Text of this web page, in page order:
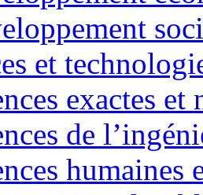
et
exactes et
de
humaines